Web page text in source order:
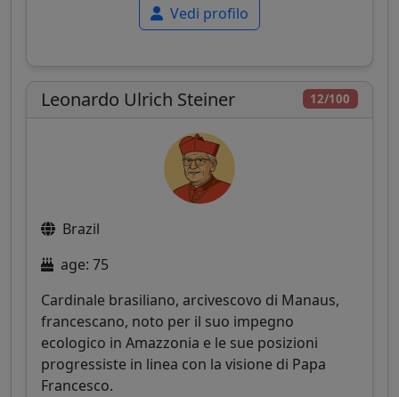
Vedi profilo
12/100
Leonardo Ulrich Steiner
Brazil
age: 75
Cardinale brasiliano, arcivescovo di Manaus,
francescano, noto per il suo impegno
ecologico in Amazzonia e le sue posizioni
progressiste in linea con la visione di Papa
Francesco.